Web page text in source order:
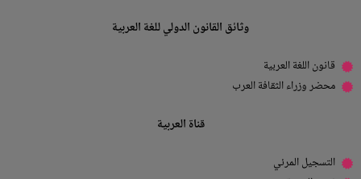
وثائق القانون الدولي للغة العربية
قانون اللغة العربية
محضر وزراء الثقافة العرب
قناة العربية
التسجيل المرئي